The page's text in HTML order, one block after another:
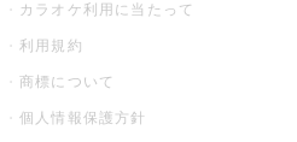
カラオケ利用に当たって
利用規約
商標について
個人情報保護方針